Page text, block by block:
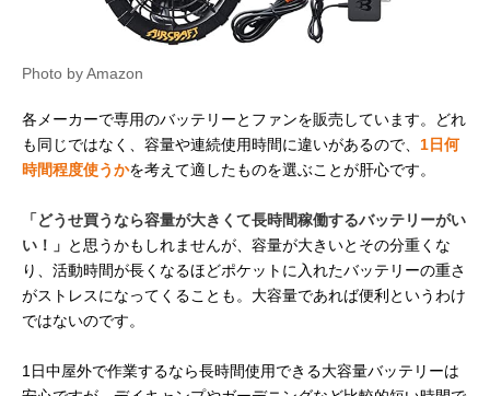
Photo by Amazon
各メーカーで専用のバッテリーとファンを販売しています。どれ
も同じではなく、容量や連続使用時間に違いがあるので、 1日何
時間程度使うかを考えて適したものを選ぶことが肝心です。
「どうせ買うなら容量が大きくて長時間稼働するバッテリーがい
い！」 と思うかもしれませんが、容量が大きいとその分重くな
り、活動時間が長くなるほどポケットに入れたバッテリーの重さ
がストレスになってくることも。大容量であれば便利というわけ
ではないのです。
1日中屋外で作業するなら長時間使用できる大容量バッテリーは